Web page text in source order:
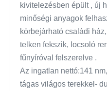
kivitelezésben épült , új
minőségi anyagok
körbejárható családi
telken fekszik, locsoló
fűnyíróval felszerelve .
Az ingatlan nettó:141
tágas világos terekkel-